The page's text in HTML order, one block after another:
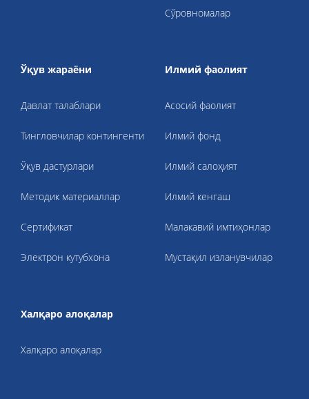
Сўровномалар
Ўқув жараёни
Давлат талаблари
Тингловчилар контингенти
Ўқув дастурлари
Методик материаллар
Cертификат
Электрон кутубхона
Илмий фаолият
Асосий фаолият
Илмий фонд
Илмий салоҳият
Илмий кенгаш
Малакавий имтиҳонлар
Мустақил изланувчилар
Халқаро алоқалар
Халқаро алоқалар